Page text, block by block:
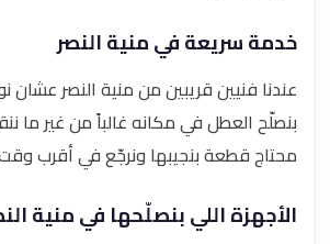
خدمة سريعة في منية النصر
عندنا فنيين قريبين من منية النصر عشان
بنصلّح العطل في مكانه غالباً من غير ما
محتاج قطعة بنجيبها ونرجّع في أقرب
الأجهزة اللي بنصلّحها في منية